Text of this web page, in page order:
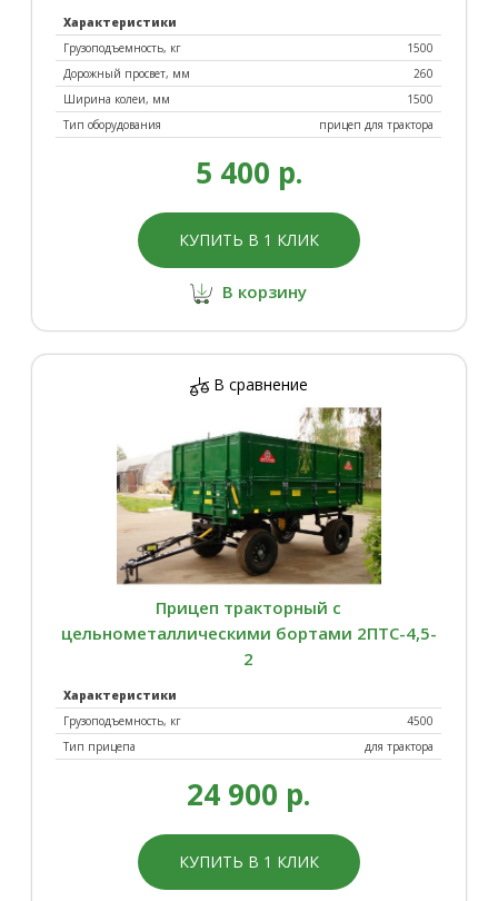
Характеристики
Грузоподъемность, кг
1500
Дорожный просвет, мм
260
Ширина колеи, мм
1500
Тип оборудования
прицеп для трактора
5 400 р.
КУПИТЬ В 1 КЛИК
В корзину
В сравнение
Прицеп тракторный с
цельнометаллическими бортами 2ПТС-4,5-
2
Характеристики
Грузоподъемность, кг
4500
Тип прицепа
для трактора
24 900 р.
КУПИТЬ В 1 КЛИК